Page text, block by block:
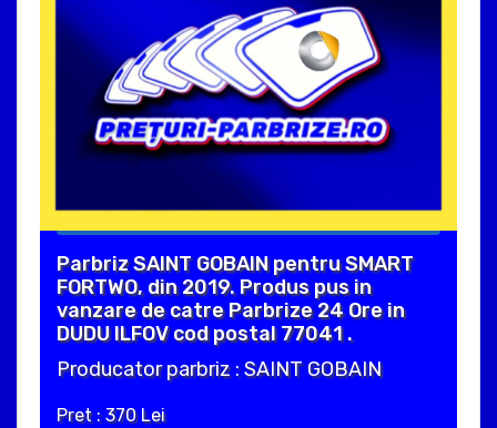
Parbriz SAINT GOBAIN pentru SMART
FORTWO, din 2019. Produs pus in
vanzare de catre Parbrize 24 Ore in
DUDU ILFOV cod postal 77041 .
Producator parbriz : SAINT GOBAIN
Pret : 370 Lei